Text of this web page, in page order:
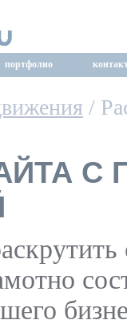
портфолио
/